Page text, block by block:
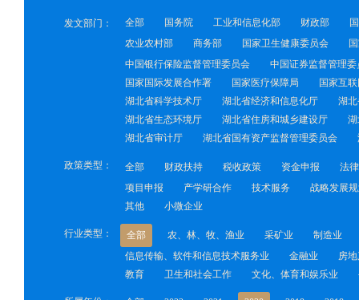
发文部门： 全部 国务院 工业和信息化部 财政部
农业农村部
商务部 国家卫生健康委员会
中国银行保险监督管理委员会
中国证券监督管理委
国家国际发展合作署
国家医疗保障局
国家互
湖北省科学技术厅
湖北省经济和信息化厅
湖
湖北省生态环境厅
湖北省住房和城乡建设厅
湖北省审计厅
湖北省国有资产监督管理委员会
政策类型： 全部 财政扶持 税收政策 资金申报
法
项目申报
产学研合作 技术服务
战略发展
其他
小微企业
行业类型： 全部 农、林、牧、渔业 采矿业
制造业
信息传输、软件和信息技术服务业
金融业
房
教育
卫生和社会工作 文化、体育和娱乐业